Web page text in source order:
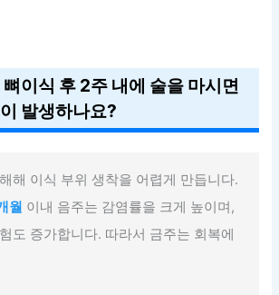
이식 후 2주 내에 술을 마시면
발생하나요?
해 이식 부위 생착을 어렵게 만듭니다.
월 이내 음주는 감염률을 크게 높이며,
도 증가합니다. 따라서 금주는 회복에